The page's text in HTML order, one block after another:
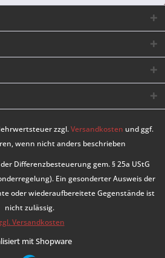
zzgl.Versandkosten und ggf.
wenn nicht anders beschrieben
Differenzbesteuerung gem. § 25a UStG
Ein gesonderter Ausweis der
oder wiederaufbereitete Gegenstände ist
nicht zulässig.
Versandkosten
mit Shopware